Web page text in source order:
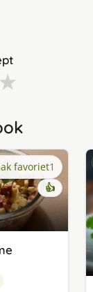
★
favoriet1
👍